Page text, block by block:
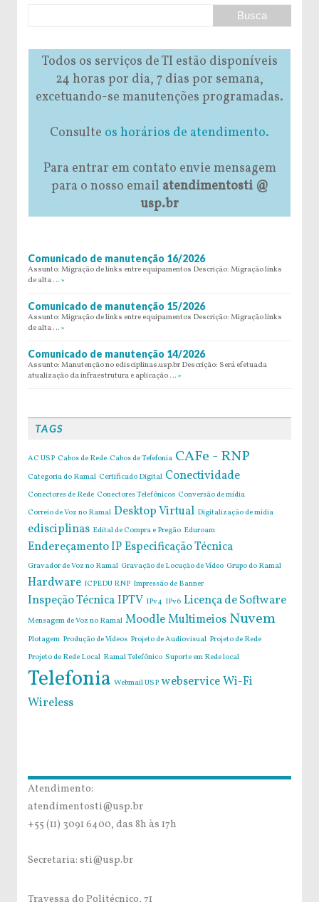
Todos os serviços de TI estão disponíveis
24 horas por dia, 7 dias por semana,
excetuando-se manutenções programadas.
Consulte os horários de atendimento.
Para entrar em contato envie mensagem
para o nosso email atendimentosti @
usp.br
Comunicado de manutenção 16/2026
Assunto: Migração de links entre equipamentos Descrição: Migração links
de alta … »
Comunicado de manutenção 15/2026
Assunto: Migração de links entre equipamentos Descrição: Migração links
de alta … »
Comunicado de manutenção 14/2026
Assunto: Manutenção no edisciplinas.usp.br Descrição: Será efetuada
atualização da infraestrutura e aplicação … »
TAGS
AC USP Cabos de Rede Cabos de Tefefonia CAFe - RNP
Categoria do Ramal Certificado Digital Conectividade
Conectores de Rede Conectores Telefônicos Conversão de mídia
Correio de Voz no Ramal Desktop Virtual Digitalização de mídia
edisciplinas Edital de Compra e Pregão Eduroam
Endereçamento IPEspecificação Técnica
Gravador de Voz no Ramal Gravação de Locução de Vídeo Grupo do Ramal
Hardware ICPEDU RNP Impressão de Banner
Inspeção TécnicaIPTV IPv4 IPv6 Licença de Software
Mensagem de Voz no Ramal MoodleMultimeios Nuvem
Plotagem Produção de Vídeos Projeto de Audiovisual Projeto de Rede
Projeto de Rede Local Ramal Telefônico Suporte em Rede local
Telefonia Webmail USP webserviceWi-Fi
Wireless
Atendimento:
atendimentosti@usp.br
+55 (11) 3091 6400, das 8h às 17h
Secretaria: sti@usp.br